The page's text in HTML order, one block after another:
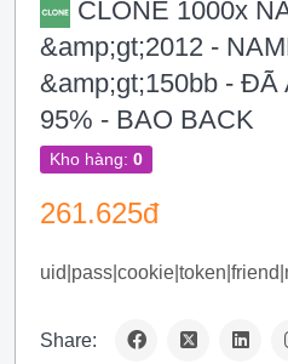
CLONE 1000x
&amp;gt;2012 -
&amp;gt;150bb - ĐÃ
95% - BAO BACK
Kho hàng: 0
261.625đ
Share: